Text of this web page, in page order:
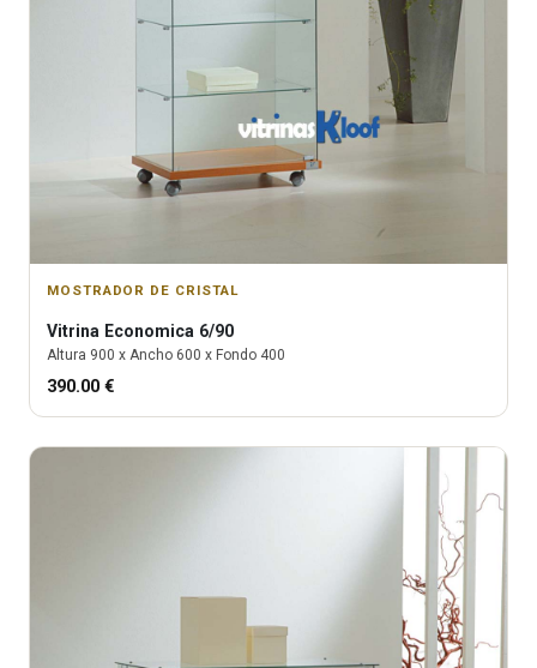
MOSTRADOR DE CRISTAL
Vitrina Economica 6/90
Altura 900 x Ancho 600 x Fondo 400
390.00 €